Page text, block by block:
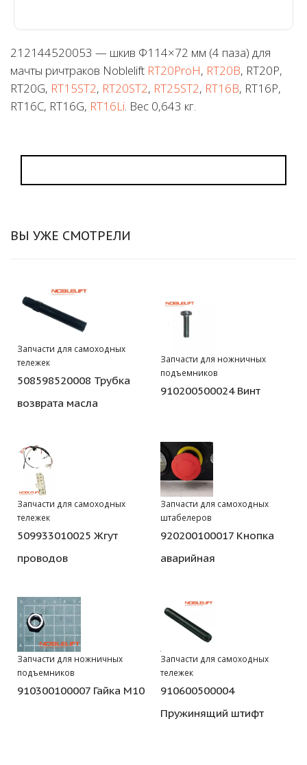
212144520053 — шкив Φ114×72 мм (4 паза) для
мачты ричтраков Noblelift RT20ProH, RT20B, RT20P,
RT20G, RT15ST2, RT20ST2, RT25ST2, RT16B, RT16P,
RT16C, RT16G, RT16Li. Вес 0,643 кг.
ВЫ УЖЕ СМОТРЕЛИ
Запчасти для самоходных
тележек
508598520008 Трубка
возврата масла
Запчасти для ножничных
подъемников
910200500024 Винт
Запчасти для самоходных
тележек
509933010025 Жгут
проводов
Запчасти для самоходных
штабелеров
920200100017 Кнопка
аварийная
Запчасти для ножничных
подъемников
910300100007 Гайка М10
Запчасти для самоходных
тележек
910600500004
Пружинящий штифт